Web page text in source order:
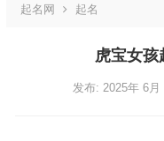
起名网 起名
虎宝女孩
发布: 2025年 6月